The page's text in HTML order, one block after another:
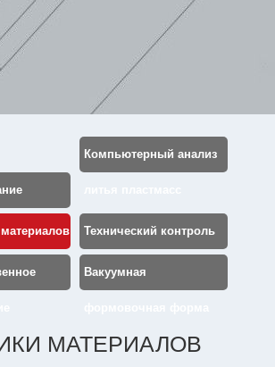
Компьютерный анализ
Технический контроль
Вакуумная
МАТЕРИАЛОВ